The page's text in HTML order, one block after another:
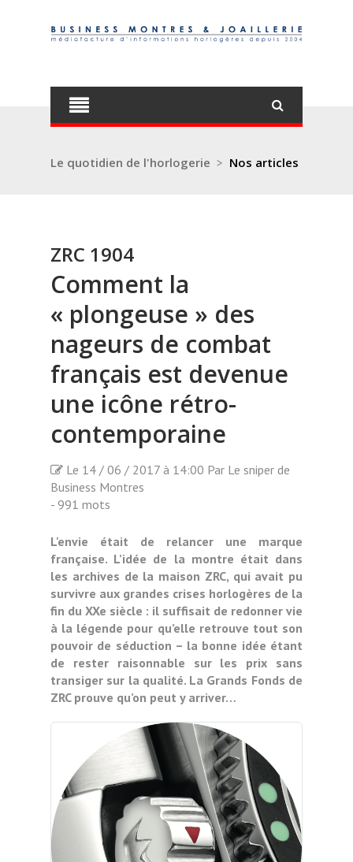
Le quotidien de l'horlogerie > Nos articles
ZRC 1904
Comment la
« plongeuse » des
nageurs de combat
français est devenue
une icône rétro-
contemporaine
Le 14 / 06 / 2017 à 14:00 Par Le sniper de
Business Montres
- 991 mots
L'envie était de relancer une marque
française. L’idée de la montre était dans
les archives de la maison ZRC, qui avait pu
survivre aux grandes crises horlogères de la
fin du XXe siècle : il suffisait de redonner vie
à la légende pour qu’elle retrouve tout son
pouvoir de séduction – la bonne idée étant
de rester raisonnable sur les prix sans
transiger sur la qualité. La Grands Fonds de
ZRC prouve qu’on peut y arriver…